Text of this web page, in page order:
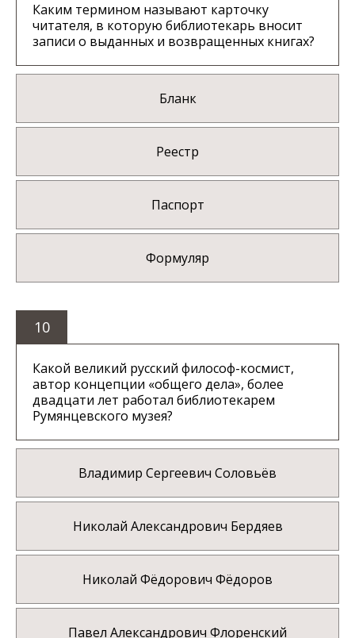
Каким термином называют карточку
читателя, в которую библиотекарь вносит
записи о выданных и возвращенных книгах?
Бланк
Реестр
Паспорт
Формуляр
10
Какой великий русский философ-космист,
автор концепции «общего дела», более
двадцати лет работал библиотекарем
Румянцевского музея?
Владимир Сергеевич Соловьёв
Николай Александрович Бердяев
Николай Фёдорович Фёдоров
Павел Александрович Флоренский